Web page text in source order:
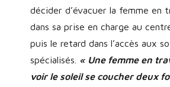
décider d’évacuer la femme en
dans sa prise en charge au
puis le retard dans l’accès aux
spécialisés. « Une femme en
voir le soleil se coucher deux